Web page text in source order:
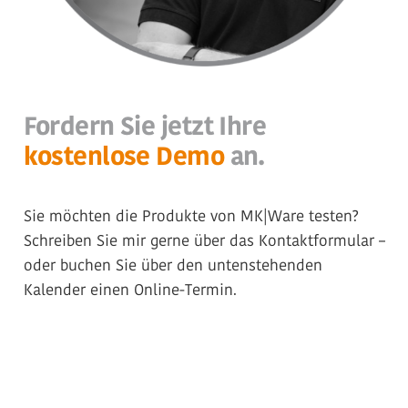
Fordern Sie jetzt Ihre
kostenlose Demoan.
Sie möchten die Produkte von MK|Ware testen?
Schreiben Sie mir gerne über das Kontaktformular –
oder buchen Sie über den untenstehenden
Kalender einen Online-Termin.